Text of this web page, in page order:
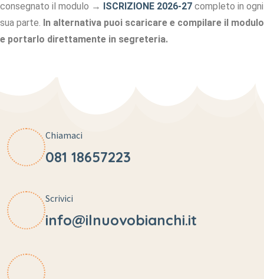
consegnato il modulo →
ISCRIZIONE 2026-27 completo in ogni
sua parte. In alternativa puoi scaricare e compilare il modulo
e portarlo direttamente in segreteria.
Chiamaci
081 18657223
Scrivici
info@ilnuovobianchi.it